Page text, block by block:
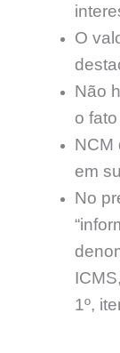
O
Não
o
NCM
em
No
1º,